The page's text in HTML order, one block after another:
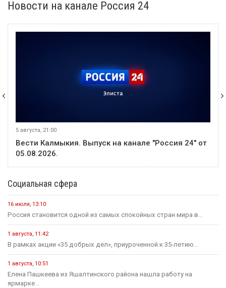
Новости на канале Россия 24
5 августа, 21:00
Вести Калмыкия. Выпуск на канале "Россия 24" от
05.08.2026.
Социальная сфера
16 июля, 13:10
Россия становится одной из самых спокойных стран мира в...
1 августа, 11:42
В рамках акции «35 добрых дел», приуроченной к 35-летию...
1 августа, 10:51
Елена Пашкеева из Яшалтинского района нашла работу на
ярмарке...